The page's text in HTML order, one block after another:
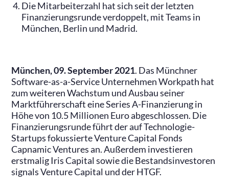
Die Mitarbeiterzahl hat sich seit der letzten
Finanzierungsrunde verdoppelt, mit Teams in
München, Berlin und Madrid.
München, 09. September 2021. Das Münchner
Software-as-a-Service Unternehmen Workpath hat
zum weiteren Wachstum und Ausbau seiner
Marktführerschaft eine Series A-Finanzierung in
Höhe von 10.5 Millionen Euro abgeschlossen. Die
Finanzierungsrunde führt der auf Technologie-
Startups fokussierte Venture Capital Fonds
Capnamic Ventures an. Außerdem investieren
erstmalig Iris Capital sowie die Bestandsinvestoren
signals Venture Capital und der HTGF.